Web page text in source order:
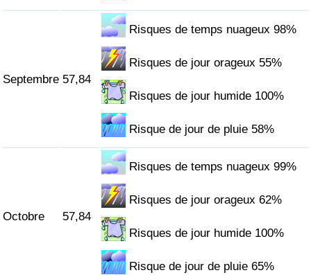
Septembre 57,84
Risques de temps nuageux 98%
Risques de jour orageux 55%
Risques de jour humide 100%
Risque de jour de pluie 58%
Octobre 57,84
Risques de temps nuageux 99%
Risques de jour orageux 62%
Risques de jour humide 100%
Risque de jour de pluie 65%